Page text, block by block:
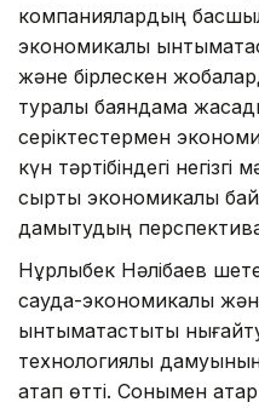
компаниялардың
экономикалық
және бірлескен
туралы баяндама
серіктестермен
күн тәртібіндегі
сыртқы экономикалық
дамытудың
Нұрлыбек Нәлібаев
сауда-экономикалық
ынтымақтастықты
технологиялық
атап өтті. Сонымен